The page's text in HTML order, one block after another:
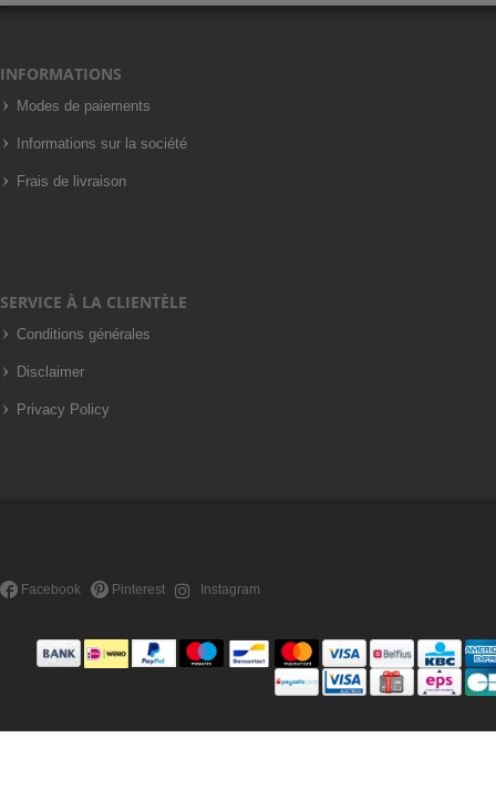
INFORMATIONS
Modes de paiements
Informations sur la société
Frais de livraison
SERVICE À LA CLIENTÈLE
Conditions générales
Disclaimer
Privacy Policy
Facebook Pinterest Instagram